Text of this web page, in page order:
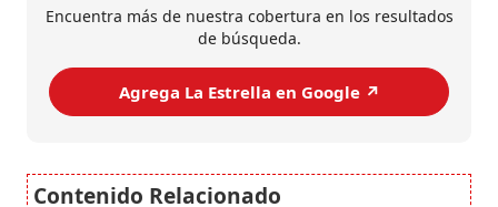
Encuentra más de nuestra cobertura en los resultados
de búsqueda.
Agrega La Estrella en Google ↗️